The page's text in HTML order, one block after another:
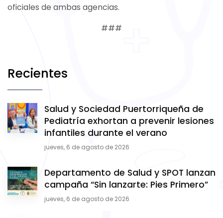
oficiales de ambas agencias.
###
Recientes
Salud y Sociedad Puertorriqueña de
Pediatría exhortan a prevenir lesiones
infantiles durante el verano
jueves, 6 de agosto de 2026
Departamento de Salud y SPOT lanzan
campaña “Sin lanzarte: Pies Primero”
jueves, 6 de agosto de 2026